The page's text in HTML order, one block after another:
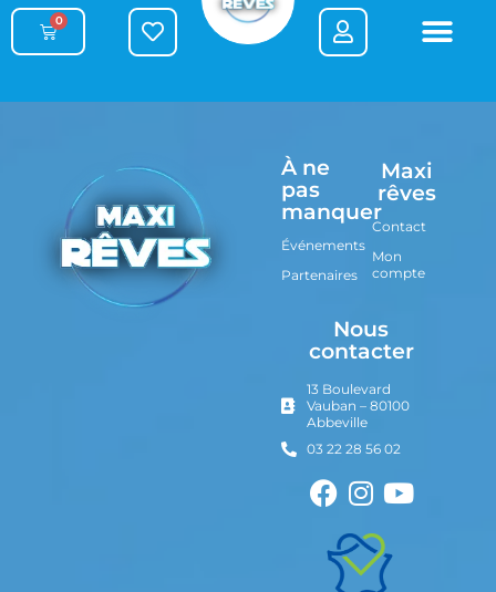
0
À ne
pas
manquer
Événements
Partenaires
Maxi
rêves
Contact
Mon
compte
Nous
contacter
13 Boulevard
Vauban – 80100
Abbeville
03 22 28 56 02